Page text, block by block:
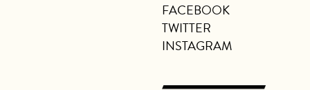
FACEBOOK
TWITTER
INSTAGRAM